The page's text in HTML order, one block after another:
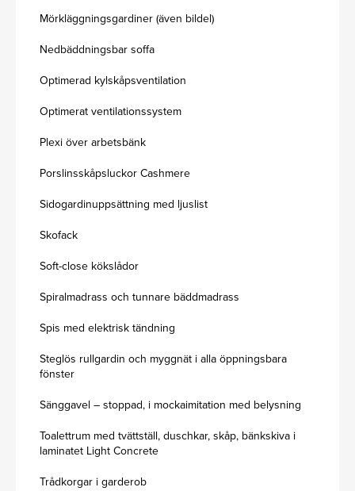
Mörkläggningsgardiner (även bildel)
Nedbäddningsbar soffa
Optimerad kylskåpsventilation
Optimerat ventilationssystem
Plexi över arbetsbänk
Porslinsskåpsluckor Cashmere
Sidogardinuppsättning med ljuslist
Skofack
Soft-close kökslådor
Spiralmadrass och tunnare bäddmadrass
Spis med elektrisk tändning
Steglös rullgardin och myggnät i alla öppningsbara
fönster
Sänggavel – stoppad, i mockaimitation med belysning
Toalettrum med tvättställ, duschkar, skåp, bänkskiva i
laminatet Light Concrete
Trådkorgar i garderob